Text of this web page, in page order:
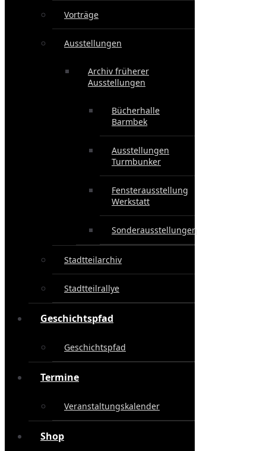
Vorträge
Ausstellungen
Archiv früherer
Ausstellungen
Bücherhalle
Barmbek
Ausstellungen
Turmbunker
Fensterausstellung
Werkstatt
Sonderausstellungen
Stadtteilarchiv
Stadtteilrallye
Geschichtspfad
Geschichtspfad
Termine
Veranstaltungskalender
Shop